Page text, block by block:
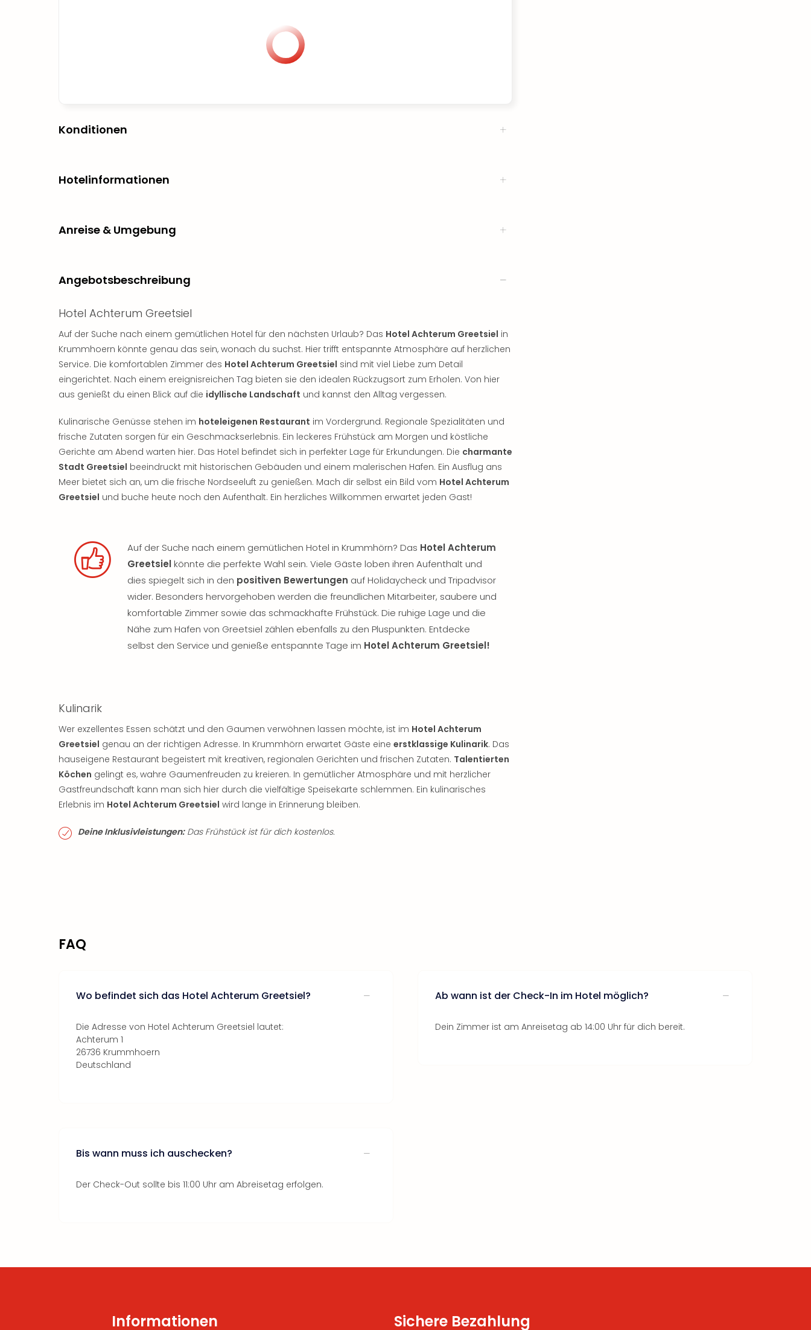
Konditionen
Hotelinformationen
Anreise & Umgebung
Angebotsbeschreibung
Hotel Achterum Greetsiel
Auf der Suche nach einem gemütlichen Hotel für den nächsten Urlaub? Das Hotel Achterum Greetsiel in
Krummhoern könnte genau das sein, wonach du suchst. Hier trifft entspannte Atmosphäre auf herzlichen
Service. Die komfortablen Zimmer des Hotel Achterum Greetsiel sind mit viel Liebe zum Detail
eingerichtet. Nach einem ereignisreichen Tag bieten sie den idealen Rückzugsort zum Erholen. Von hier
aus genießt du einen Blick auf die idyllische Landschaft und kannst den Alltag vergessen.
Kulinarische Genüsse stehen im hoteleigenen Restaurant im Vordergrund. Regionale Spezialitäten und
frische Zutaten sorgen für ein Geschmackserlebnis. Ein leckeres Frühstück am Morgen und köstliche
Gerichte am Abend warten hier. Das Hotel befindet sich in perfekter Lage für Erkundungen. Die charmante
Stadt Greetsiel beeindruckt mit historischen Gebäuden und einem malerischen Hafen. Ein Ausflug ans
Meer bietet sich an, um die frische Nordseeluft zu genießen. Mach dir selbst ein Bild vom Hotel Achterum
Greetsiel und buche heute noch den Aufenthalt. Ein herzliches Willkommen erwartet jeden Gast!
Auf der Suche nach einem gemütlichen Hotel in Krummhörn? Das Hotel Achterum
Greetsielkönnte die perfekte Wahl sein. Viele Gäste loben ihren Aufenthalt und
dies spiegelt sich in den positiven Bewertungen auf Holidaycheck und Tripadvisor
wider. Besonders hervorgehoben werden die freundlichen Mitarbeiter, saubere und
komfortable Zimmer sowie das schmackhafte Frühstück. Die ruhige Lage und die
Nähe zum Hafen von Greetsiel zählen ebenfalls zu den Pluspunkten. Entdecke
selbst den Service und genieße entspannte Tage im Hotel Achterum Greetsiel!
Kulinarik
Wer exzellentes Essen schätzt und den Gaumen verwöhnen lassen möchte, ist im Hotel Achterum
Greetsiel genau an der richtigen Adresse. In Krummhörn erwartet Gäste eine erstklassige Kulinarik. Das
hauseigene Restaurant begeistert mit kreativen, regionalen Gerichten und frischen Zutaten. Talentierten
Köchen gelingt es, wahre Gaumenfreuden zu kreieren. In gemütlicher Atmosphäre und mit herzlicher
Gastfreundschaft kann man sich hier durch die vielfältige Speisekarte schlemmen. Ein kulinarisches
Erlebnis im Hotel Achterum Greetsiel wird lange in Erinnerung bleiben.
Deine Inklusivleistungen:Das Frühstück ist für dich kostenlos.
FAQ
Wo befindet sich das Hotel Achterum Greetsiel?
Die Adresse von Hotel Achterum Greetsiel lautet:
Achterum 1
26736 Krummhoern
Deutschland
Bis wann muss ich auschecken?
Der Check-Out sollte bis 11:00 Uhr am Abreisetag erfolgen.
Ab wann ist der Check-In im Hotel möglich?
Dein Zimmer ist am Anreisetag ab 14:00 Uhr für dich bereit.
Informationen Sichere Bezahlung